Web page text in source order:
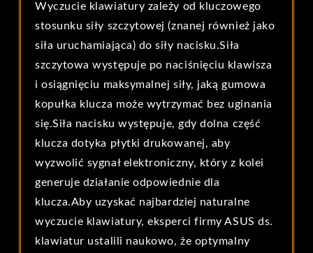
Wyczucie klawiatury zależy od kluczowego
stosunku siły szczytowej (znanej również jako
siła uruchamiająca) do siły nacisku.Siła
szczytowa występuje po naciśnięciu klawisza
i osiągnięciu maksymalnej siły, jaką gumowa
kopułka klucza może wytrzymać bez uginania
się.Siła nacisku występuje, gdy dolna część
klucza dotyka płytki drukowanej, aby
wyzwolić sygnał elektroniczny, który z kolei
generuje działanie odpowiednie dla
klucza.Aby uzyskać najbardziej naturalne
wyczucie klawiatury, eksperci firmy ASUS ds.
klawiatur ustalili naukowo, że optymalny